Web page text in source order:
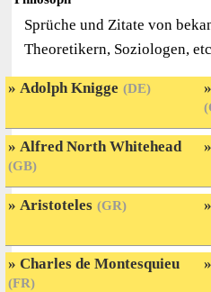
Sprüche und Zitate von
Theoretikern, Soziologen,
Adolph Knigge (DE)
Alfred North Whitehead
(GB)
Aristoteles (GR)
Charles de Montesquieu
(FR)